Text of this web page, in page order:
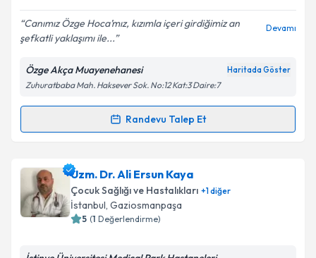
Canımız Özge Hoca’mız, kızımla içeri girdiğimiz an
şefkatli yaklaşımı ile...
Devamı
Özge Akça Muayenehanesi Haritada Göster
Zuhuratbaba Mah. Haksever Sok. No:12 Kat:3 Daire:7
Randevu Talep Et
Randevu Takvimi Talebi
Uzm. Dr. Özge Akçaiçin randevu takvimi talebi
oluşturun. Size bu uzmandan randevu almanız için bir
takvim hazırlandığında e-posta ile bilgilendireceğiz.
Uzm. Dr. Ali Ersun Kaya
Çocuk Sağlığı ve Hastalıkları +1diğer
İstanbul, Gaziosmanpaşa
5 (1 Değerlendirme)